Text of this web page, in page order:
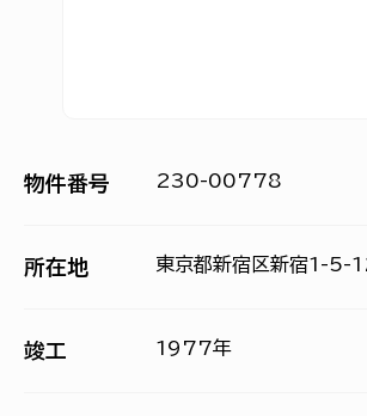
物件番号 230-00778
所在地 東京都新宿区新宿1-5-
竣工 1977年